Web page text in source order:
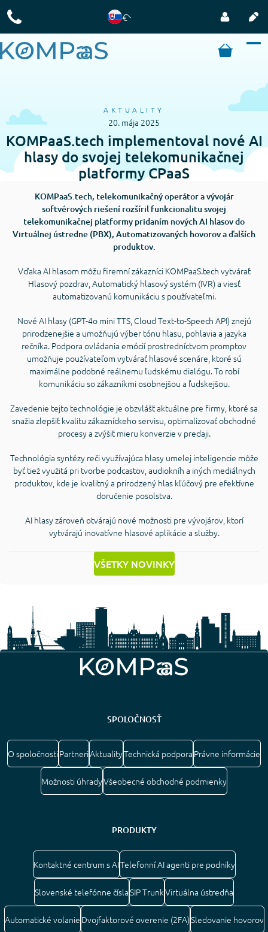
€
AKTUALITY
20. mája 2025
KOMPaaS.tech implementoval nové AI
hlasy do svojej telekomunikačnej
platformy CPaaS
KOMPaaS.tech, telekomunikačný operátor a vývojár
softvérových riešení rozšíril funkcionalitu svojej
telekomunikačnej platformy pridaním nových AI hlasov do
Virtuálnej ústredne (PBX), Automatizovaných hovorov a ďalších
produktov.
Vďaka AI hlasom môžu firemní zákazníci KOMPaaS.tech vytvárať
Hlasový pozdrav, Automatický hlasový systém (IVR) a viesť
automatizovanú komunikáciu s používateľmi.
Nové AI hlasy (GPT-4o mini TTS, Cloud Text-to-Speech API) znejú
prirodzenejšie a umožňujú výber tónu hlasu, pohlavia a jazyka
rečníka. Podpora ovládania emócií prostredníctvom promptov
umožňuje používateľom vytvárať hlasové scenáre, ktoré sú
maximálne podobné reálnemu ľudskému dialógu. To robí
komunikáciu so zákazníkmi osobnejšou a ľudskejšou.
Zavedenie tejto technológie je obzvlášť aktuálne pre firmy, ktoré sa
snažia zlepšiť kvalitu zákazníckeho servisu, optimalizovať obchodné
procesy a zvýšiť mieru konverzie v predaji.
Technológia syntézy reči využívajúca hlasy umelej inteligencie môže
byť tiež využitá pri tvorbe podcastov, audiokníh a iných mediálnych
produktov, kde je kvalitný a prirodzený hlas kľúčový pre efektívne
doručenie posolstva.
AI hlasy zároveň otvárajú nové možnosti pre vývojárov, ktorí
vytvárajú inovatívne hlasové aplikácie a služby.
VŠETKY NOVINKY
SPOLOČNOSŤ
O spoločnostiPartneriAktualityTechnická podpora Právne informácie
Možnosti úhradyVšeobecné obchodné podmienky
PRODUKTY
Kontaktné centrum s AITelefonní AI agenti pre podniky
Slovenské telefónne číslaSIP TrunkVirtuálna ústredňa
Automatické volanie Dvojfaktorové overenie (2FA)Sledovanie hovorov